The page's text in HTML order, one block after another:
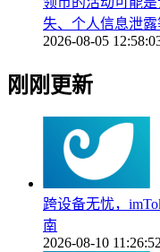
失、个人信息泄露
2026-08-05
刚刚更新
跨设备无忧，
南
2026-08-10 11:26:52